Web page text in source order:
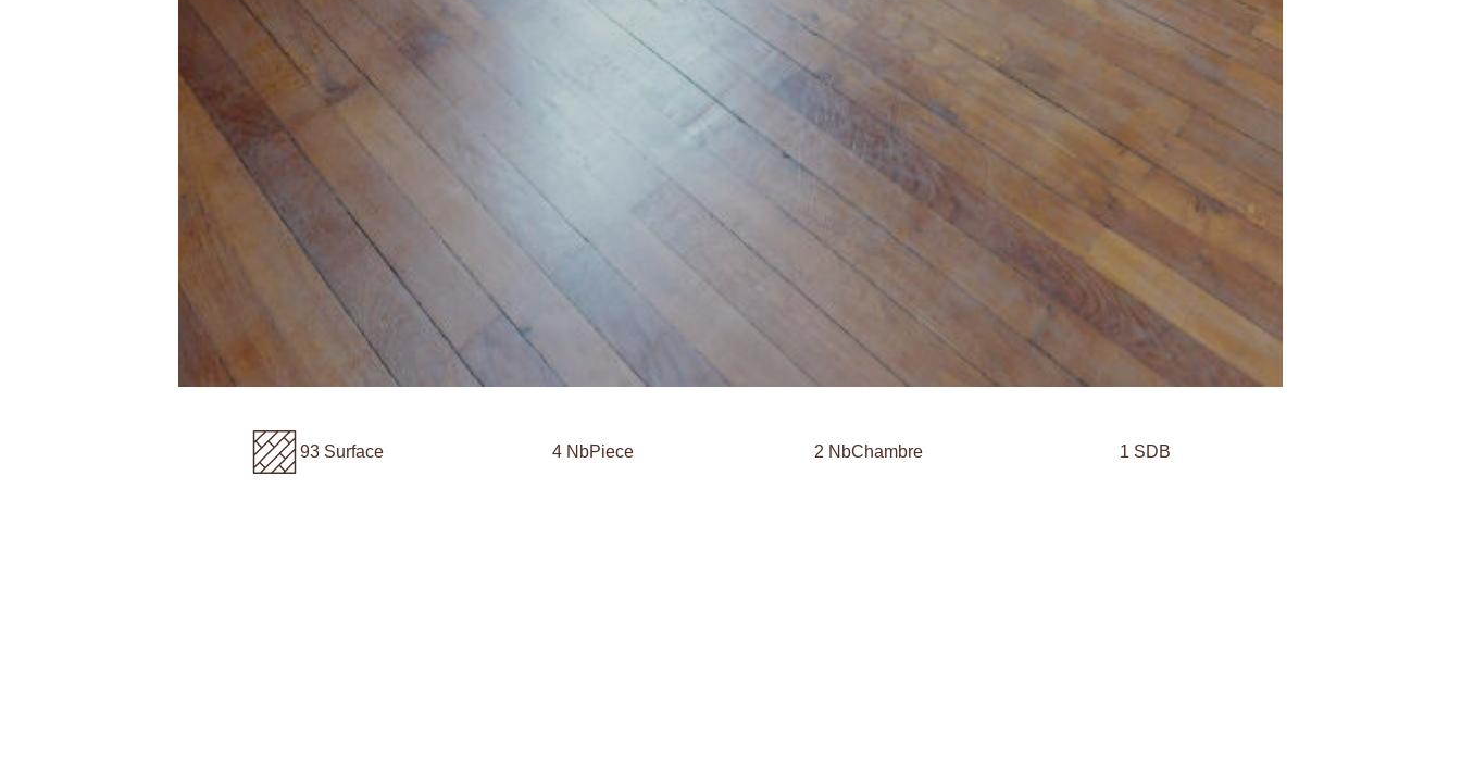
93 Surface 4 NbPiece 2 NbChambre 1 SDB